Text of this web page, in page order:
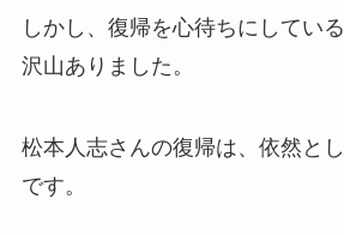
しかし、復帰を心待ちにしてい
沢山ありました。
松本人志さんの復帰は、依然と
です。